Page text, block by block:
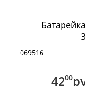
069516
4200